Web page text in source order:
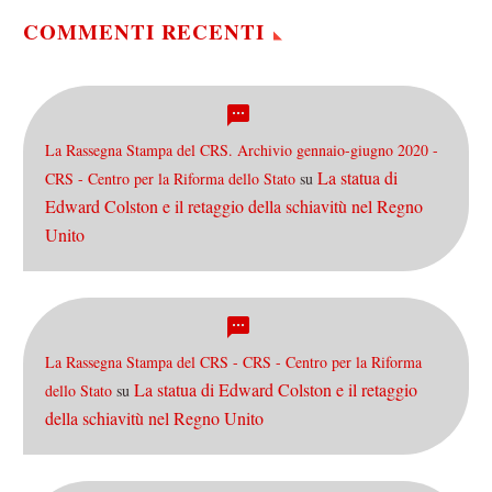
COMMENTI RECENTI
La Rassegna Stampa del CRS. Archivio gennaio-giugno 2020 -
CRS - Centro per la Riforma dello Stato su La statua di
Edward Colston e il retaggio della schiavitù nel Regno
Unito
La Rassegna Stampa del CRS - CRS - Centro per la Riforma
dello Stato su La statua di Edward Colston e il retaggio
della schiavitù nel Regno Unito